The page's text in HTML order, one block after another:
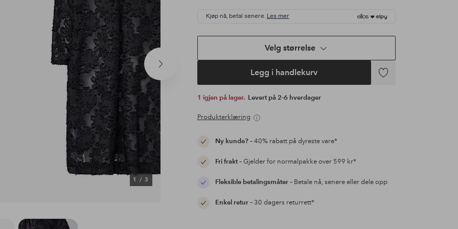
Neste
produkt
1/ 3
Kjøp nå, betal senere. Les mer
Velg størrelse
Legg i handlekurv
Legg
1 igjen på lager. Levert på 2-6 hverdager
Produkterklæring
Ny kunde?– 40% rabatt på dyreste vare*
Fri frakt– Gjelder for normalpakke over 599 kr*
Fleksible betalingsmåter– Betale nå, senere eller dele opp
Enkel retur– 30 dagers returrett*